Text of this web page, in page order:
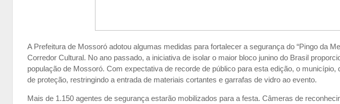
A Prefeitura de Mossoró adotou algumas medidas para fortalecer a segurança do “Pingo da
Corredor Cultural. No ano passado, a iniciativa de isolar o maior bloco junino do Brasil
população de Mossoró. Com expectativa de recorde de público para esta edição, o
de proteção, restringindo a entrada de materiais cortantes e garrafas de vidro ao evento.
Mais de 1.150 agentes de segurança estarão mobilizados para a festa. Câmeras de